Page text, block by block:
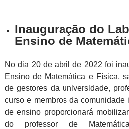
Inauguração do
Ensino de
No dia 20 de abril de 2022 foi
Ensino de Matemática e Física,
de gestores da universidade,
curso e membros da comunidade
de ensino proporcionará
do professor de